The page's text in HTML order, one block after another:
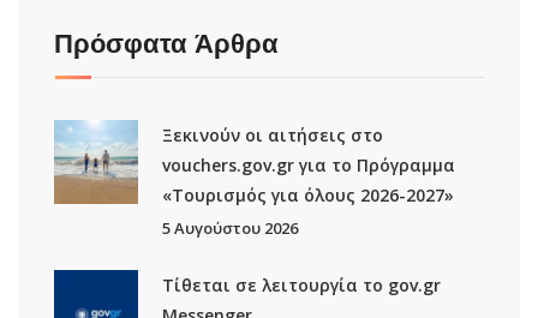
Πρόσφατα Άρθρα
Ξεκινούν οι αιτήσεις στο
vouchers.gov.gr για το Πρόγραμμα
«Τουρισμός για όλους 2026-2027»
5 Αυγούστου 2026
Τίθεται σε λειτουργία το gov.gr